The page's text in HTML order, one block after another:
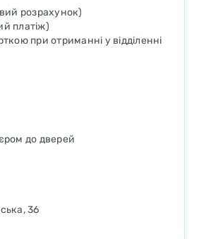
розрахунок)
платіж)
при отриманні у відділенні
до дверей
36